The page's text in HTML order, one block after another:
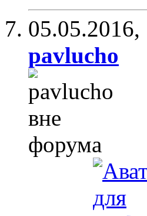
05.05.2016,
pavlucho